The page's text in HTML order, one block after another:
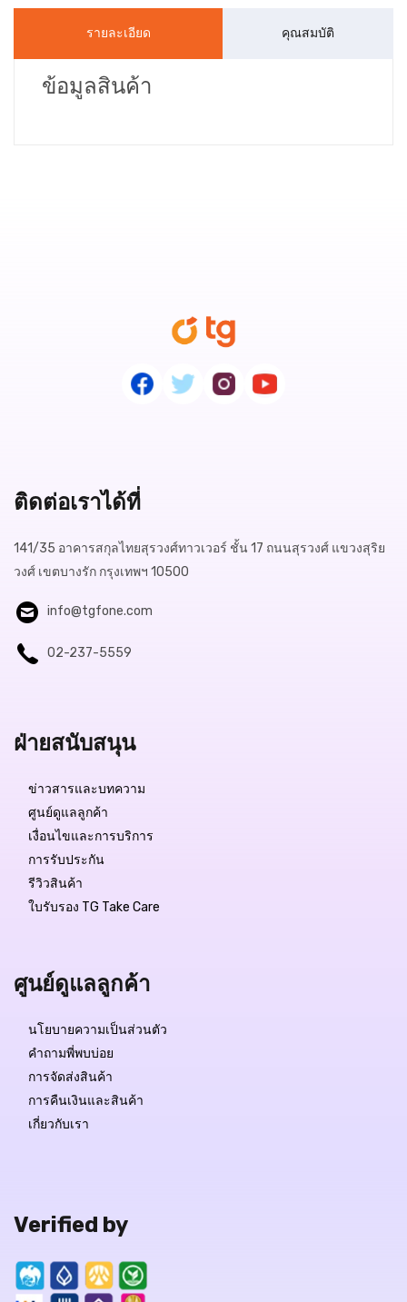
รายละเอียด คุณสมบัติ
ข้อมูลสินค้า
ติดต่อเราได้ที่
141/35 อาคารสกุลไทยสุรวงศ์ทาวเวอร์ ชั้น 17 ถนนสุรวงศ์ แขวงสุริย
วงศ์ เขตบางรัก กรุงเทพฯ 10500
info@tgfone.com
02-237-5559
ฝ่ายสนับสนุน
ข่าวสารและบทความ
ศูนย์ดูแลลูกค้า
เงื่อนไขและการบริการ
การรับประกัน
รีวิวสินค้า
ใบรับรอง TG Take Care
ศูนย์ดูแลลูกค้า
นโยบายความเป็นส่วนตัว
คำถามพี่พบบ่อย
การจัดส่งสินค้า
การคืนเงินและสินค้า
เกี่ยวกับเรา
Verified by